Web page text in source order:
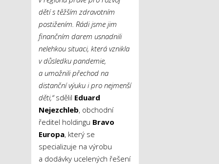
dětí s těžším zdravotním
postižením. Rádi jsme jim
finančním darem usnadnili
nelehkou situaci, která vznikla
v důsledku pandemie,
a umožnili přechod na
distanční výuku i pro nejmenší
děti,“sdělil Eduard
Nejezchleb, obchodní
ředitel holdingu Bravo
Europa, který se
specializuje na výrobu
a dodávky ucelených řešení